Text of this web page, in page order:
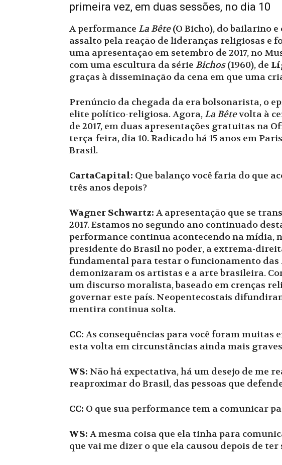
primeira vez, em duas sessões, no dia 10
A performance La Bête(O Bicho), do bailarino
assalto pela reação de lideranças religiosas e
uma apresentação em setembro de 2017, no
com uma escultura da série Bichos(1960), de
graças à disseminação da cena em que uma
Prenúncio da chegada da era bolsonarista, o
elite político-religiosa. Agora, La Bêtevolta à
de 2017, em duas apresentações gratuitas na
terça-feira, dia 10. Radicado há 15 anos em
Brasil.
CartaCapital: Que balanço você faria do que
três anos depois?
Wagner Schwartz: A apresentação que se
2017. Estamos no segundo ano continuado
performance continua acontecendo na mídia,
presidente do Brasil no poder, a extrema-
fundamental para testar o funcionamento das
demonizaram os artistas e a arte brasileira.
um discurso moralista, baseado em crenças
governar este país. Neopentecostais
mentira continua solta.
CC: As consequências para você foram muitas
esta volta em circunstâncias ainda mais
WS: Não há expectativa, há um desejo de me
reaproximar do Brasil, das pessoas que
CC: O que sua performance tem a comunicar
WS: A mesma coisa que ela tinha para
que vai me dizer o que ela causou depois de ter